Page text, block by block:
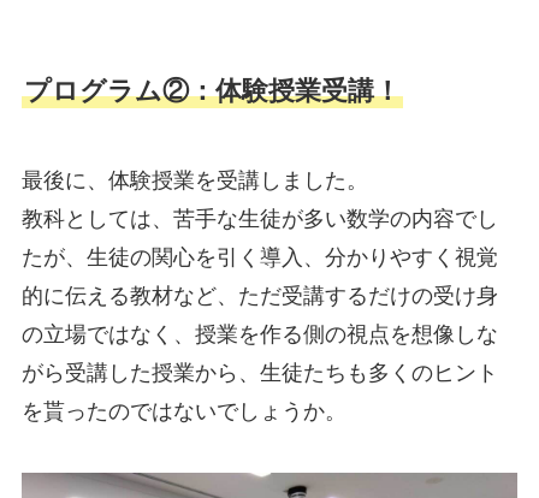
プログラム②：体験授業受講！
最後に、体験授業を受講しました。
教科としては、苦手な生徒が多い数学の内容でし
たが、生徒の関心を引く導入、分かりやすく視覚
的に伝える教材など、ただ受講するだけの受け身
の立場ではなく、授業を作る側の視点を想像しな
がら受講した授業から、生徒たちも多くのヒント
を貰ったのではないでしょうか。